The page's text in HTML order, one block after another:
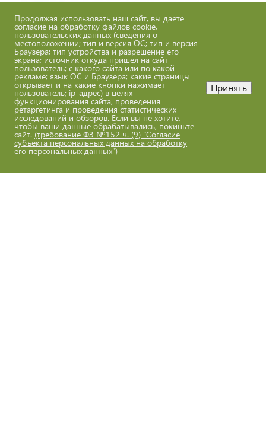
Продолжая использовать наш сайт, вы даете
согласие на обработку файлов cookie,
пользовательских данных (сведения о
местоположении; тип и версия ОС; тип и версия
Браузера; тип устройства и разрешение его
экрана; источник откуда пришел на сайт
пользователь; с какого сайта или по какой
рекламе; язык ОС и Браузера; какие страницы
открывает и на какие кнопки нажимает
пользователь; ip-адрес) в целях
функционирования сайта, проведения
ретаргетинга и проведения статистических
исследований и обзоров. Если вы не хотите,
чтобы ваши данные обрабатывались, покиньте
сайт. (требование ФЗ №152 ч. (9) "Согласие
субъекта персональных данных на обработку
его персональных данных")
Принять